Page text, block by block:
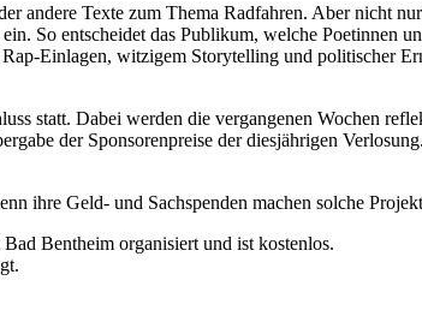
andere Texte zum Thema Radfahren. Aber nicht
So entscheidet das Publikum, welche Poetinnen
Einlagen, witzigem Storytelling und politischer
statt. Dabei werden die vergangenen Wochen
der Sponsorenpreise der diesjährigen
ihre Geld- und Sachspenden machen solche
Bentheim organisiert und ist kostenlos.